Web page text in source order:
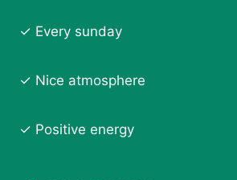
✓ Every sunday
✓ Nice atmosphere
✓ Positive energy